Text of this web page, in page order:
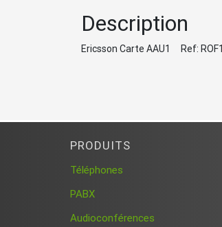
Description
Ericsson Carte AAU1 Ref:
PRODUITS
Téléphones
PABX
Audioconférences